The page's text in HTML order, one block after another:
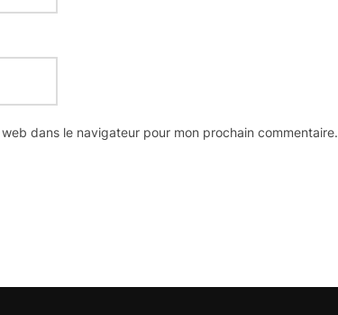
dans le navigateur pour mon prochain commentaire.